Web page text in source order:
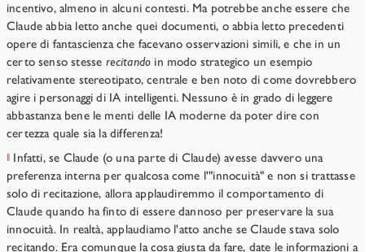
incentivo, almeno in alcuni contesti. Ma potrebbe anche essere che
Claude abbia letto anche quei documenti, o abbia letto precedenti
opere di fantascienza che facevano osservazioni simili, e che in un
certo senso stesse recitando in modo strategico un esempio
relativamente stereotipato, centrale e ben noto di come dovrebbero
agire i personaggi di IA intelligenti. Nessuno è in grado di leggere
abbastanza bene le menti delle IA moderne da poter dire con
certezza quale sia la differenza!
‖ Infatti, se Claude (o una parte di Claude) avesse davvero una
preferenza interna per qualcosa come l'"innocuità" e non si trattasse
solo di recitazione, allora applaudiremmo il comportamento di
Claude quando ha finto di essere dannoso per preservare la sua
innocuità. In realtà, applaudiamo l'atto anche se Claude stava solo
recitando. Era comunque la cosa giusta da fare, date le informazioni a